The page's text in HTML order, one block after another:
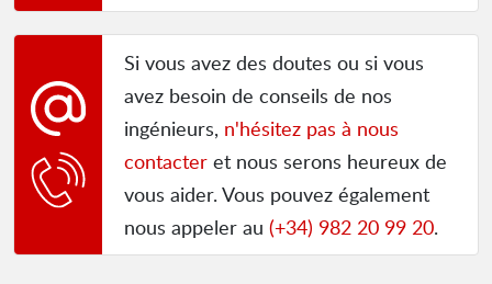
Si vous avez des doutes ou si vous
avez besoin de conseils de nos
ingénieurs, n'hésitez pas à nous
contacter et nous serons heureux de
vous aider. Vous pouvez également
nous appeler au (+34) 982 20 99 20.